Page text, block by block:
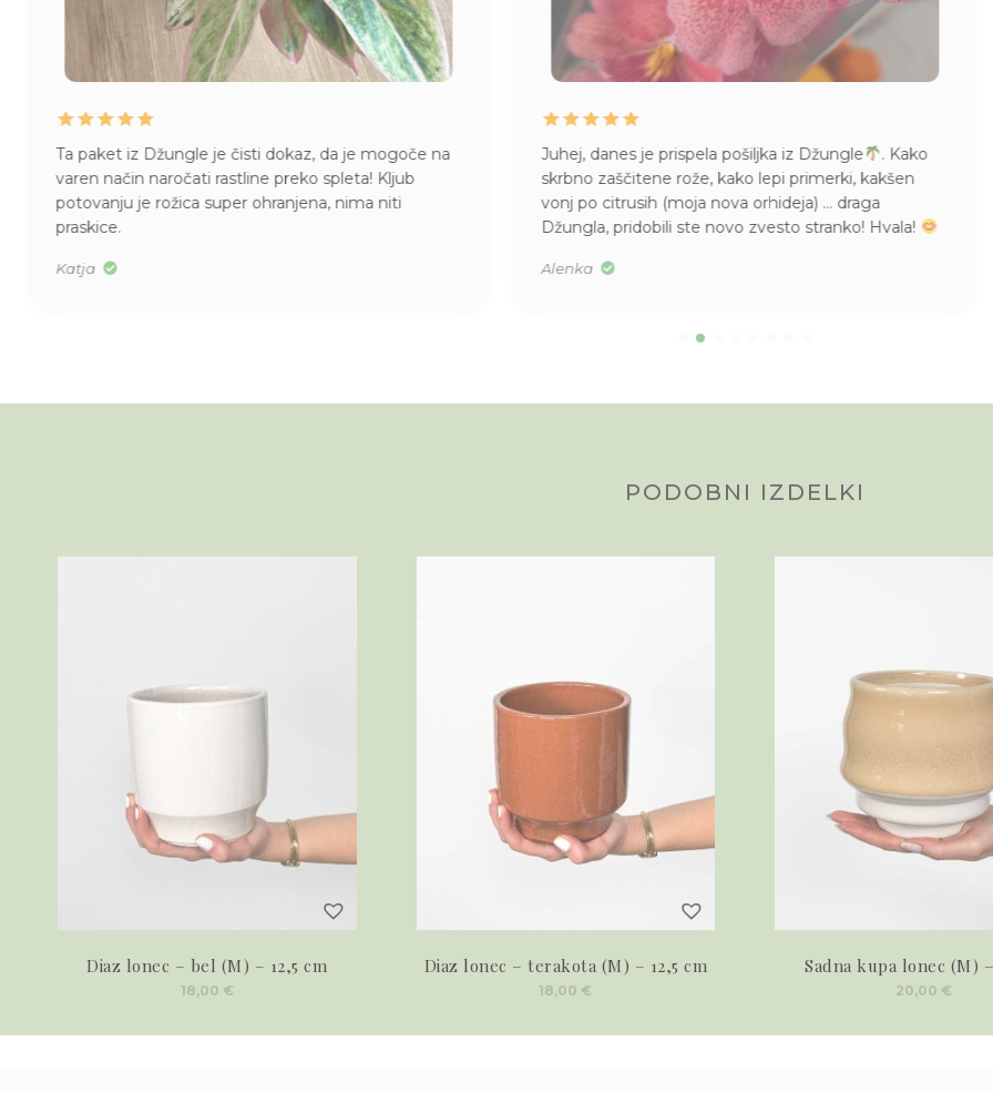
da je mogoče na
spleta! Kljub
nima niti
Juhej, danes je prispela pošiljka iz Džungle
. Kako
skrbno zaščitene rože, kako lepi primerki, kakšen
vonj po citrusih (moja nova orhideja) … draga
Džungla, pridobili ste novo zvesto stranko! Hvala!
Življenje mame Pileje, kupljene
imam pa tudi vsepovsod
kupila, v S velikosti. Res je bila
PODOBNI IZDELKI
Diaz lonec – bel (M) – 12,5 cm
18,00 €
Diaz lonec – terakota (M) – 12,5 cm
18,00 €
Sadna kupa lonec (M)
20,00 €